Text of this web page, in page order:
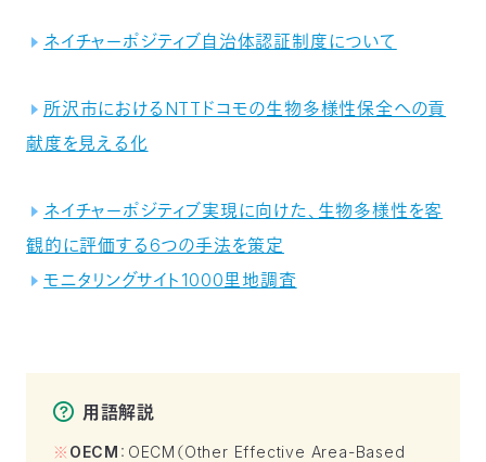
ネイチャーポジティブ自治体認証制度について
所沢市におけるNTTドコモの生物多様性保全への貢
献度を見える化
ネイチャーポジティブ実現に向けた、生物多様性を客
観的に評価する6つの手法を策定
モニタリングサイト1000里地調査
用語解説
※ OECM ：OECM（Other Effective Area-Based